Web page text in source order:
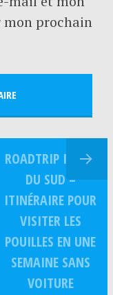
mon prochain
ROADTRIP ITALIE
DU SUD –
ITINÉRAIRE POUR
VISITER LES
POUILLES EN UNE
SEMAINE SANS
VOITURE